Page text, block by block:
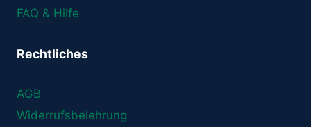
FAQ & Hilfe
Rechtliches
AGB
Widerrufsbelehrung